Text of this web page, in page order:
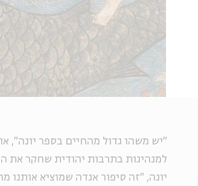
"יש משהו גדול מהחיים בספר יונה",
למנהיגות בתרבות יהודית שחקר את
יונה, "זה סיפור אגדה שמוציא אותנו